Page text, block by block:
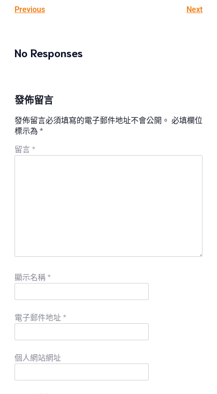
Previous Next
No Responses
發佈留言
發佈留言必須填寫的電子郵件地址不會公開。 必填欄位
標示為 *
留言 *
顯示名稱 *
電子郵件地址 *
個人網站網址